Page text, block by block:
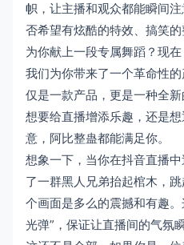
帜，让主播和观众都能瞬间
否希望有炫酷的特效、搞笑
为你献上一段专属舞蹈？现在
我们为你带来了一个革命性
仅是一款产品，更是一种全
想要给直播增添乐趣，还是
意，阿比整蛊都能满足你。
想象一下，当你在抖音直播
了一群黑人兄弟抬起棺木，
个画面是多么的震撼和有趣
光弹”，保证让直播间的气氛